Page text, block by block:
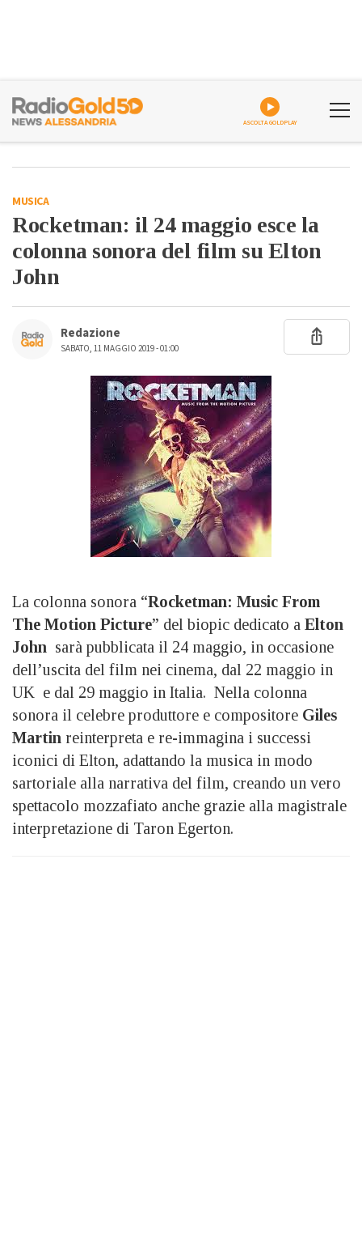
ASCOLTA GOLDPLAY
MUSICA
Rocketman: il 24 maggio esce la
colonna sonora del film su Elton
John
Redazione
SABATO, 11 MAGGIO 2019 - 01:00
La colonna sonora “Rocketman: Music From
The Motion Picture” del biopic dedicato a Elton
John sarà pubblicata il 24 maggio, in occasione
dell’uscita del film nei cinema, dal 22 maggio in
UK e dal 29 maggio in Italia. Nella colonna
sonora il celebre produttore e compositore Giles
Martin reinterpreta e re-immagina i successi
iconici di Elton, adattando la musica in modo
sartoriale alla narrativa del film, creando un vero
spettacolo mozzafiato anche grazie alla magistrale
interpretazione di Taron Egerton.